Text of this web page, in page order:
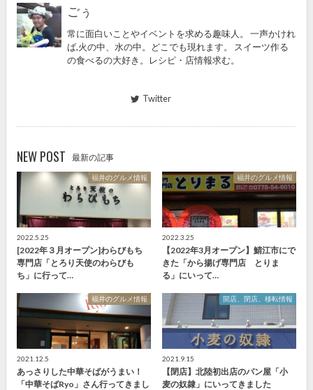
ごぅ
常に面白いことやイベントを求める趣味人。 一声かけれ
ば,火の中、水の中。どこでも現れます。 スイーツ作る
の食べるの大好き。レシピ・店情報求む。
Twitter
NEW POST 最新の記事
福井のグルメ情報
2022.5.25
[2022年３月オープン]わらびもち
専門店「とろり天使のわらびも
ち」に行って…
福井のグルメ情報
2022.3.25
【2022年3月オープン】鯖江市にで
きた「から揚げ専門店 とりま
る」にいって…
福井のグルメ情報
2021.12.5
あっさりした中華そばがうまい！
「中華そばRyo」さん行ってきまし
開店、閉店、移転情報
2021.9.15
【閉店】北陸初出店のパン屋「小
麦の奴隷」にいってきました